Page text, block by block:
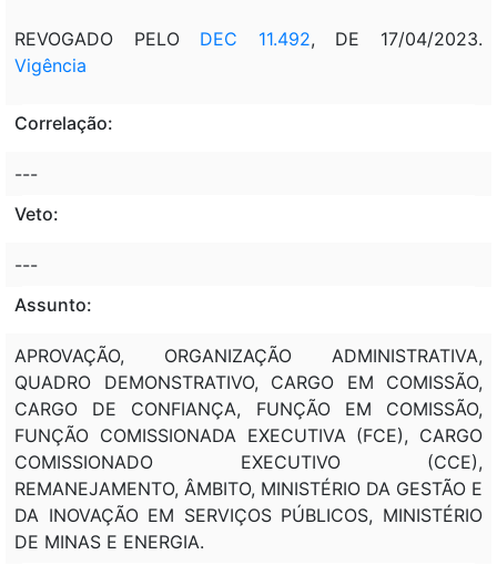
REVOGADO PELO DEC 11.492, DE 17/04/2023.
Vigência
Correlação:
---
Veto:
---
Assunto:
APROVAÇÃO, ORGANIZAÇÃO ADMINISTRATIVA,
QUADRO DEMONSTRATIVO, CARGO EM COMISSÃO,
CARGO DE CONFIANÇA, FUNÇÃO EM COMISSÃO,
FUNÇÃO COMISSIONADA EXECUTIVA (FCE), CARGO
COMISSIONADO EXECUTIVO (CCE),
REMANEJAMENTO, ÂMBITO, MINISTÉRIO DA GESTÃO E
DA INOVAÇÃO EM SERVIÇOS PÚBLICOS, MINISTÉRIO
DE MINAS E ENERGIA.